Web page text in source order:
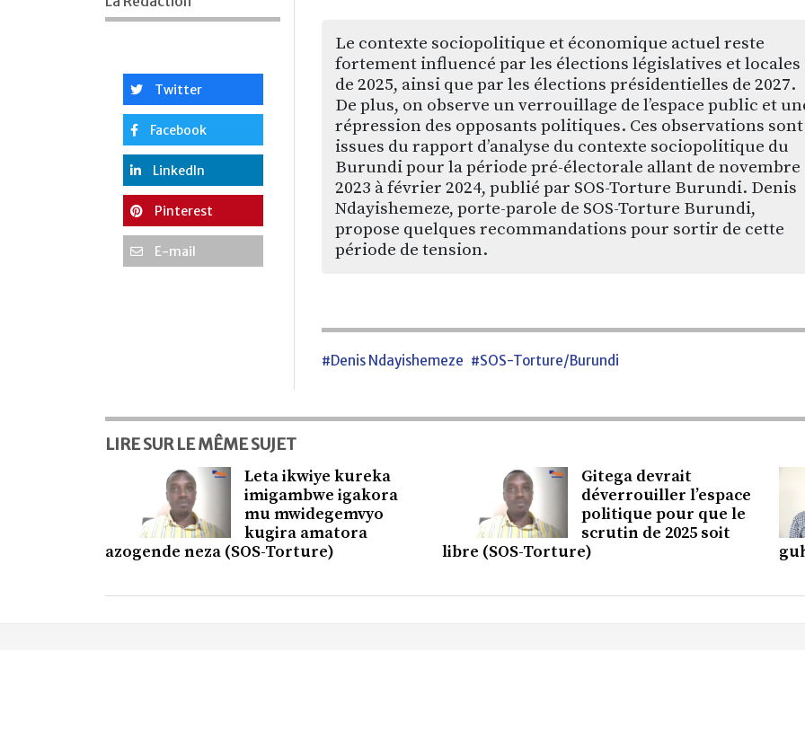
Twitter
Facebook
LinkedIn
Pinterest
E-mail
Le contexte sociopolitique et économique actuel reste
fortement influencé par les élections législatives et locales
de 2025, ainsi que par les élections présidentielles de 2027.
De plus, on observe un verrouillage de l’espace public et
répression des opposants politiques. Ces observations sont
issues du rapport d’analyse du contexte sociopolitique du
Burundi pour la période pré-électorale allant de novembre
2023 à février 2024, publié par SOS-Torture Burundi. Denis
Ndayishemeze, porte-parole de SOS-Torture Burundi,
propose quelques recommandations pour sortir de cette
période de tension.
#Denis Ndayishemeze #SOS-Torture/Burundi
LIRE SUR LE MÊME SUJET
Leta ikwiye kureka
imigambwe igakora
mu mwidegemvyo
kugira amatora
azogende neza (SOS-Torture)
Gitega devrait
déverrouiller l’espace
politique pour que le
scrutin de 2025 soit
libre (SOS-Torture)